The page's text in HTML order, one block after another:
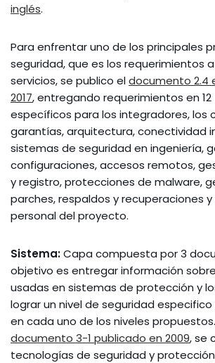
inglés.
Para enfrentar uno de los principales
seguridad, que es los requerimientos
servicios, se publico eldocumento 2.4
2017, entregando requerimientos en
específicos para los integradores, los
garantías, arquitectura, conectividad
sistemas de seguridad en ingeniería,
configuraciones, accesos remotos,
y registro, protecciones de malware,
parches, respaldos y recuperaciones
personal del proyecto.
Sistema:Capa compuesta por 3
objetivo es entregar información
usadas en sistemas de protección y
lograr un nivel de seguridad
en cada uno de los niveles
documento 3-1 publicado en 2009, se
tecnologías de seguridad y